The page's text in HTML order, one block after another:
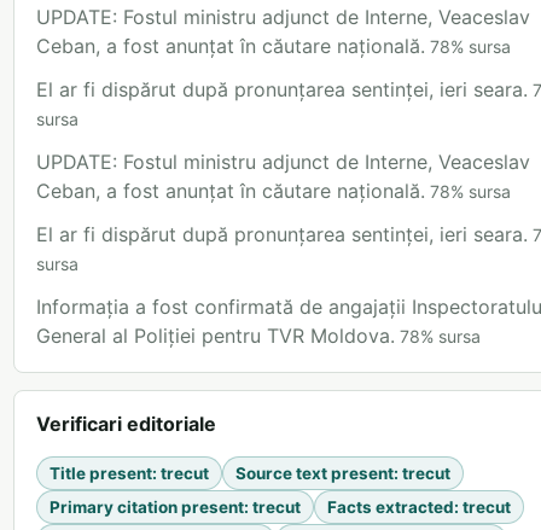
UPDATE: Fostul ministru adjunct de Interne, Veaceslav
Ceban, a fost anunțat în căutare națională. 78% sursa
El ar fi dispărut după pronunțarea sentinței, ieri seara.
sursa
UPDATE: Fostul ministru adjunct de Interne, Veaceslav
Ceban, a fost anunțat în căutare națională. 78% sursa
El ar fi dispărut după pronunțarea sentinței, ieri seara.
sursa
Informația a fost confirmată de angajații
General al Poliției pentru TVR Moldova. 78% sursa
Verificari editoriale
Title present: trecut Source text present: trecut
Primary citation present: trecut Facts extracted: trecut